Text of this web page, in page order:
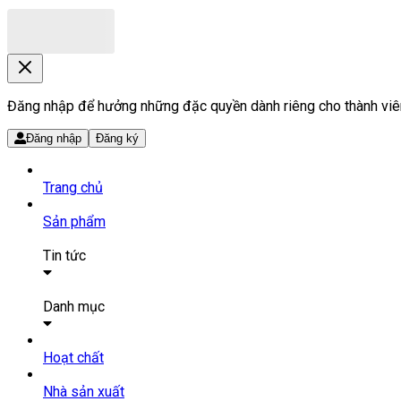
Đăng nhập để hưởng những đặc quyền dành riêng cho thành
Đăng nhập Đăng ký
Trang chủ
Sản phẩm
Tin tức
Tin tức
Danh mục
SẢN PHẨM THUỐC
Tất cả sản phẩm
Hoạt chất
Nhà sản xuất